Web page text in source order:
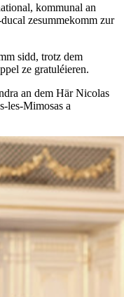
kommunal an
zesummekomm zur
sidd, trotz dem
ze gratuléieren.
an dem Här Nicolas
les-Mimosas a